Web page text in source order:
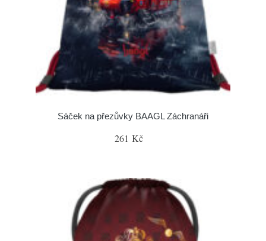
Sáček na přezůvky BAAGL Záchranáři
261 Kč